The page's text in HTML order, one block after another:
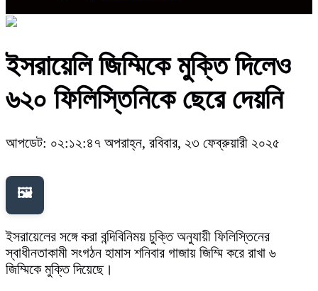
ইসরায়েলি জিম্মিকে মুক্তি দিলেও
৬২০ ফিলিস্তিনিকে ছেরে দেয়নি
আপডেট: ০২:১২:৪৭ অপরাহ্ন, রবিবার, ২৩ ফেব্রুয়ারী ২০২৫
🖼️
ইসরায়েলের সঙ্গে করা বন্দিবিনিময় চুক্তি অনুযায়ী ফিলিস্তিনের
স্বাধীনতাকামী সংগঠন হামাস শনিবার গাজায় জিম্মি করে রাখা ৬
জিম্মিকে মুক্তি দিয়েছে।